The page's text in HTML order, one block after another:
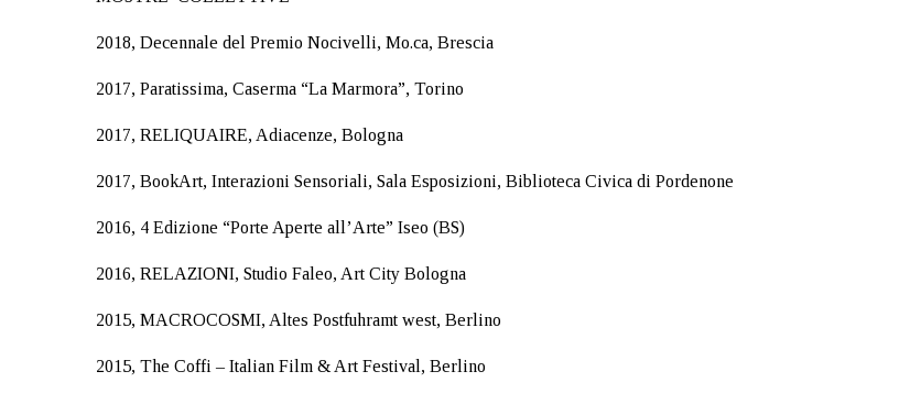
2018, Decennale del Premio Nocivelli, Mo.ca, Brescia
2017, Paratissima, Caserma “La Marmora”, Torino
2017, RELIQUAIRE, Adiacenze, Bologna
2017, BookArt, Interazioni Sensoriali, Sala Esposizioni, Biblioteca Civica di Pordenone
2016, 4 Edizione “Porte Aperte all’Arte” Iseo (BS)
2016, RELAZIONI, Studio Faleo, Art City Bologna
2015, MACROCOSMI, Altes Postfuhramt west, Berlino
2015, The Coffi – Italian Film & Art Festival, Berlino